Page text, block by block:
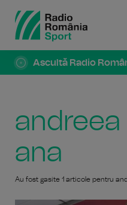
Ascultă Radio
ana
Au fost gasite 1 articole pentru